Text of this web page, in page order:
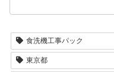
食洗機工事パック
東京都